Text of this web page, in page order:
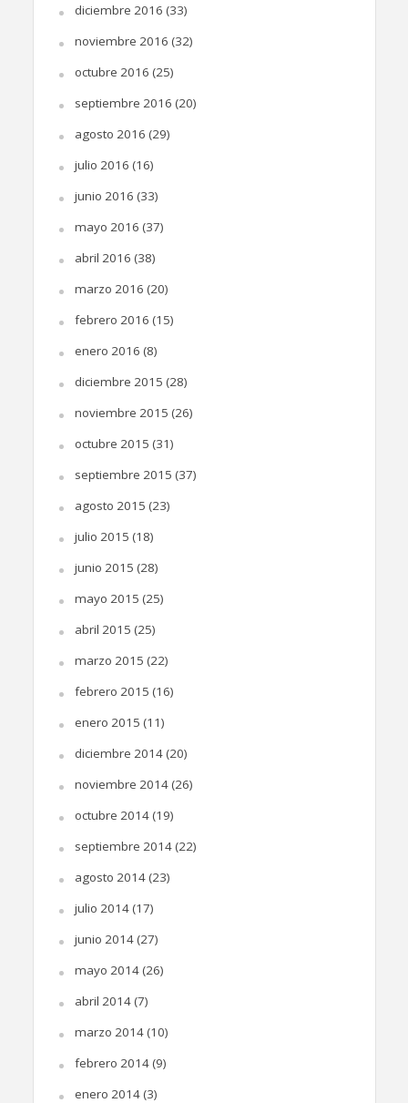
diciembre 2016 (33)
noviembre 2016 (32)
octubre 2016 (25)
septiembre 2016 (20)
agosto 2016 (29)
julio 2016 (16)
junio 2016 (33)
mayo 2016 (37)
abril 2016 (38)
marzo 2016 (20)
febrero 2016 (15)
enero 2016 (8)
diciembre 2015 (28)
noviembre 2015 (26)
octubre 2015 (31)
septiembre 2015 (37)
agosto 2015 (23)
julio 2015 (18)
junio 2015 (28)
mayo 2015 (25)
abril 2015 (25)
marzo 2015 (22)
febrero 2015 (16)
enero 2015 (11)
diciembre 2014(20)
noviembre 2014(26)
octubre 2014(19)
septiembre 2014(22)
agosto 2014(23)
julio 2014(17)
junio 2014(27)
mayo 2014(26)
abril 2014(7)
marzo 2014(10)
febrero 2014(9)
enero 2014(3)